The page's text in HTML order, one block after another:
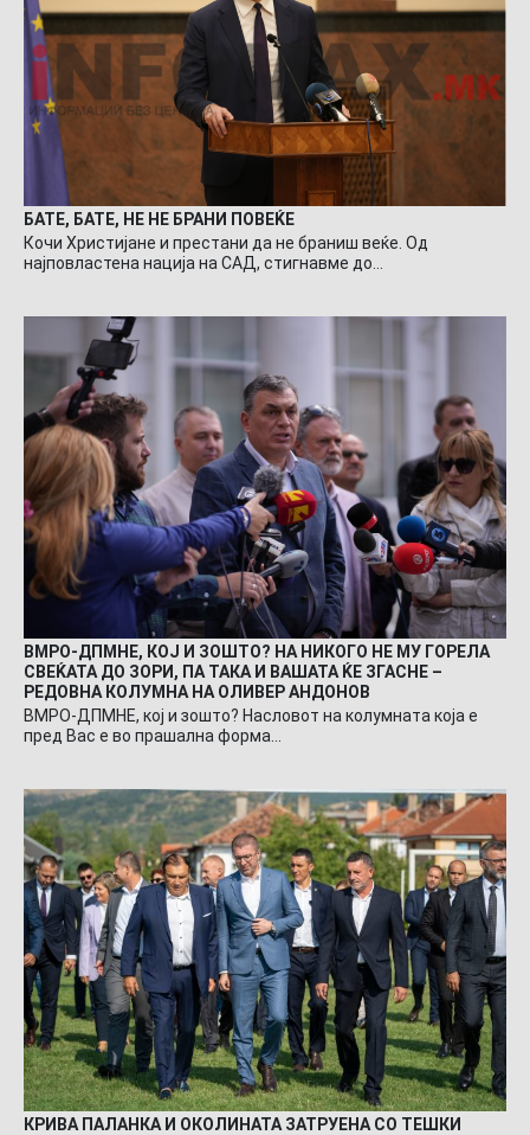
БАТЕ, БАТЕ, НЕ НЕ БРАНИ ПОВЕЌЕ
Кочи Христијане и престани да не браниш веќе. Од
најповластена нација на САД, стигнавме до…
ВМРО-ДПМНЕ, КОЈ И ЗОШТО? НА НИКОГО НЕ МУ ГОРЕЛА
СВЕЌАТА ДО ЗОРИ, ПА ТАКА И ВАШАТА ЌЕ ЗГАСНЕ –
РЕДОВНА КОЛУМНА НА ОЛИВЕР АНДОНОВ
ВМРО-ДПМНЕ, кој и зошто? Насловот на колумната која е
пред Вас е во прашална форма…
КРИВА ПАЛАНКА И ОКОЛИНАТА ЗАТРУЕНА СО ТЕШКИ